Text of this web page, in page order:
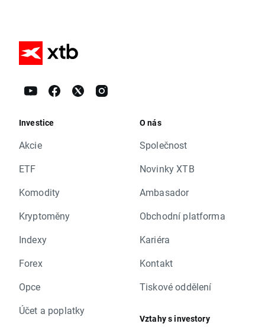
Investice
Akcie
ETF
Komodity
Kryptoměny
Indexy
Forex
Opce
Účet a poplatky
O nás
Společnost
Novinky XTB
Ambasador
Obchodní platforma
Kariéra
Kontakt
Tiskové oddělení
Vztahy s investory